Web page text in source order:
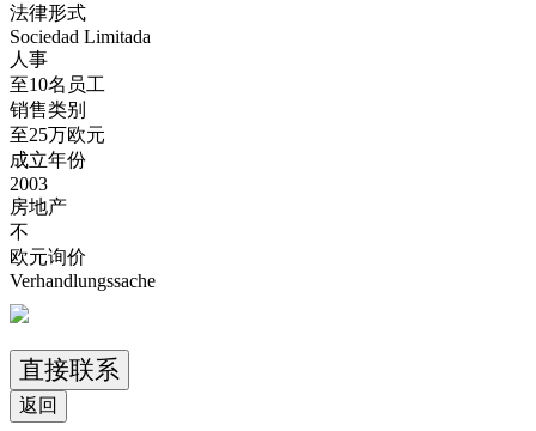
法律形式
Sociedad Limitada
人事
至10名员工
销售类别
至25万欧元
成立年份
2003
房地产
不
欧元询价
Verhandlungssache
直接联系
返回